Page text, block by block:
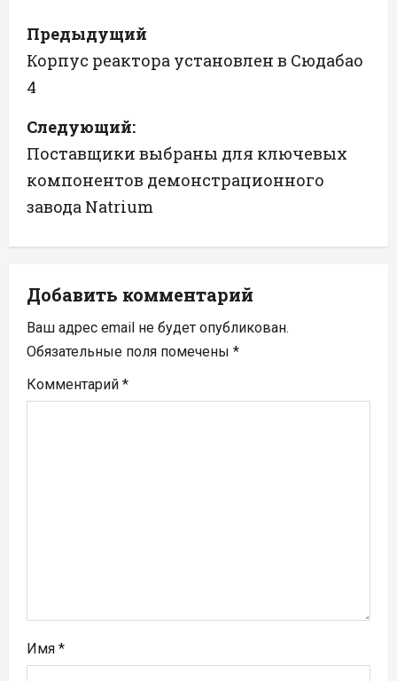
Н
а
в
и
г
а
ц
и
я
п
о
я
м
Предыдущий
Корпус реактора установлен в Сюдабао
4
Следующий:
Поставщики выбраны для ключевых
компонентов демонстрационного
завода Natrium
Добавить комментарий
Ваш адрес email не будет опубликован.
Обязательные поля помечены *
Комментарий *
Имя *